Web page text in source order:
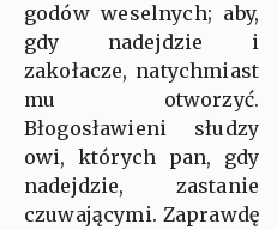
godów weselnych; aby,
gdy nadejdzie i
zakołacze, natychmiast
mu otworzyć.
Błogosławieni słudzy
owi, których pan, gdy
nadejdzie, zastanie
czuwającymi. Zaprawdę